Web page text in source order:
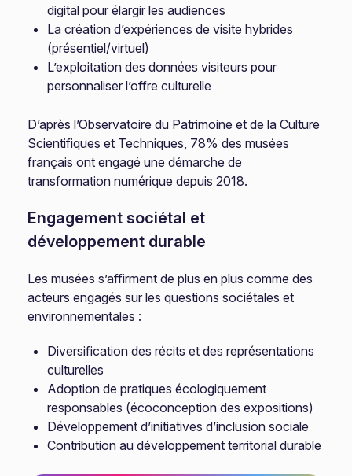
digital pour élargir les audiences
La création d’expériences de visite hybrides
(présentiel/virtuel)
L’exploitation des données visiteurs pour
personnaliser l’offre culturelle
D’après l’Observatoire du Patrimoine et de la Culture
Scientifiques et Techniques, 78% des musées
français ont engagé une démarche de
transformation numérique depuis 2018.
Engagement sociétal et
développement durable
Les musées s’affirment de plus en plus comme des
acteurs engagés sur les questions sociétales et
environnementales :
Diversification des récits et des représentations
culturelles
Adoption de pratiques écologiquement
responsables (écoconception des expositions)
Développement d’initiatives d’inclusion sociale
Contribution au développement territorial durable